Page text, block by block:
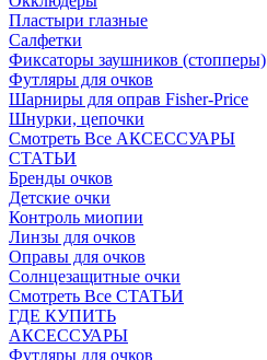
Пластыри глазные
Салфетки
Фиксаторы заушников (стопперы)
Футляры для очков
Шарниры для оправ Fisher-Price
Шнурки, цепочки
Смотреть Все АКСЕССУАРЫ
СТАТЬИ
Бренды очков
Детские очки
Контроль миопии
Линзы для очков
Оправы для очков
Солнцезащитные очки
Смотреть Все СТАТЬИ
ГДЕ КУПИТЬ
АКСЕССУАРЫ
Футляры для очков